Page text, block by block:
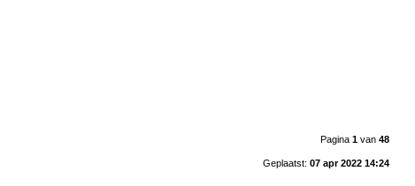
Pagina 1van 48
Geplaatst: 07 apr 2022 14:24